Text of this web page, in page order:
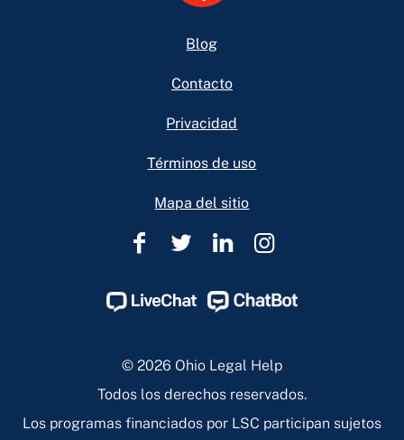
Blog
Contacto
Privacidad
Términos de uso
Mapa del sitio
Ohio
Help
Page
Ohio
Help
Page
Ohio
Help
Page
Ohio
Help
Page
© 2026 Ohio Legal Help
Todos los derechos reservados.
Los programas financiados por LSC participan sujetos